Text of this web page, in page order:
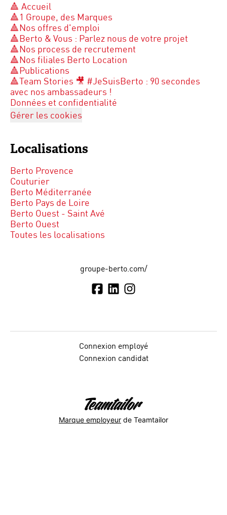
🔺 Accueil
🔺1 Groupe, des Marques
🔺Nos offres d'emploi
🔺Berto & Vous : Parlez nous de votre projet
🔺Nos process de recrutement
🔺Nos filiales Berto Location
🔺Publications
🔺Team Stories 🎥 #JeSuisBerto : 90 secondes
avec nos ambassadeurs !
Données et confidentialité
Gérer les cookies
Localisations
Berto Provence
Couturier
Berto Méditerranée
Berto Pays de Loire
Berto Ouest - Saint Avé
Berto Ouest
Toutes les localisations
groupe-berto.com/
Connexion employé
Connexion candidat
Marque employeur de Teamtailor